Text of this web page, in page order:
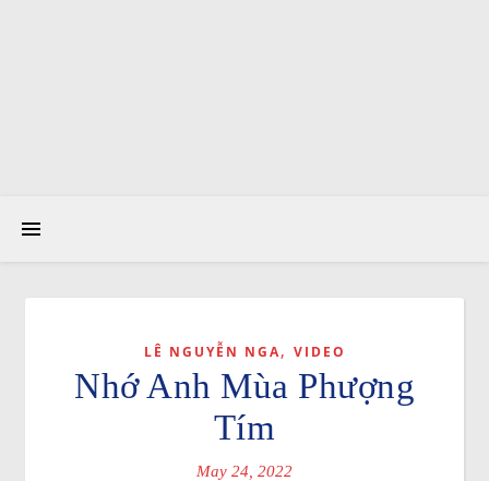
LÊ NGUYỄN NGA, VIDEO
Nhớ Anh Mùa Phượng
Tím
May 24, 2022